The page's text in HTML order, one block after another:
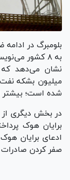
به ۸ کشور
شده است؛ بیشتر از ۱.۴۲ میلیون بشکه در ماه
در بخش دیگری از
برایان هوک
ادعای برایان
صفر کردن صادرات